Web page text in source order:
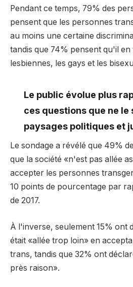
Pendant ce temps, 79% des
pensent que les personnes
au moins une certaine
tandis que 74% pensent qu'il
lesbiennes, les gays et les
Le public évolue plus
ces questions que ne le
paysages politiques et
Le sondage a révélé que 49%
que la société «n'est pas allée
accepter les personnes
10 points de pourcentage par
de 2017.
À l'inverse, seulement 15% ont
était «allée trop loin» en
trans, tandis que 32% ont
près raison».